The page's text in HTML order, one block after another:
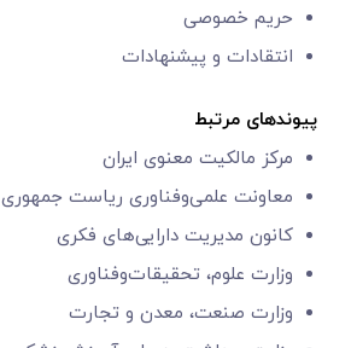
حریم خصوصی
انتقادات و پیشنهادات
پیوندهای مرتبط
مرکز مالکیت معنوی ایران
معاونت علمی‌و‌فناوری ریاست جمهوری
کانون مدیریت دارایی‌های فکری
وزارت علوم، تحقیقات‌وفناوری
وزارت صنعت، معدن و تجارت